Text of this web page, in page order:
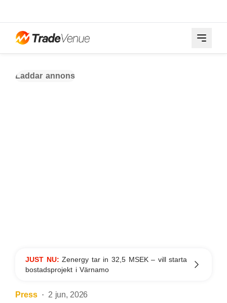
Laddar annons
JUST NU:Zenergy tar in 32,5 MSEK – vill starta
bostadsprojekt i Värnamo
Press 2 jun, 2026